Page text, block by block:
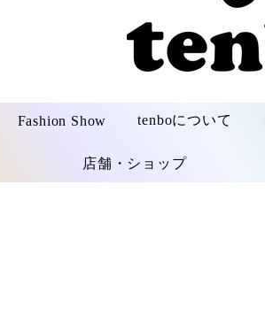
Fashion Show tenboについて
店舗・ショップ